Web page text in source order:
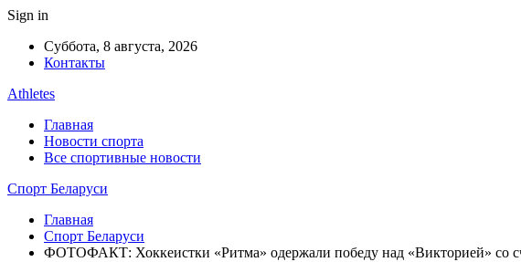
Sign in
Суббота, 8 августа, 2026
Контакты
Athletes
Главная
Новости спорта
Все спортивные новости
Спорт Беларуси
Главная
Спорт Беларуси
ФОТОФАКТ: Хоккеистки «Ритма» одержали победу над «Викторией» со